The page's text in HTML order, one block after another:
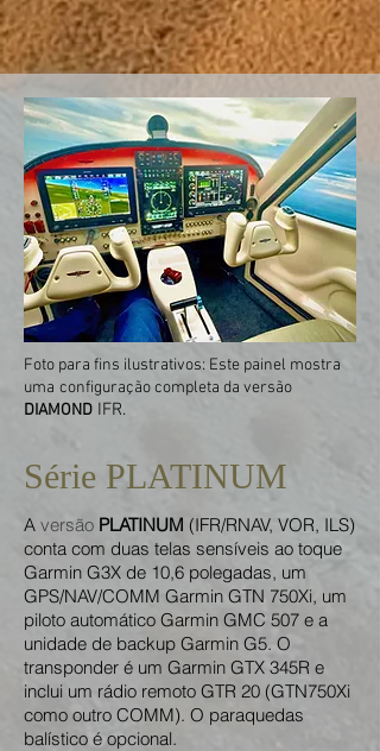
Foto para fins ilustrativos: Este painel mostra
uma configuração completa da versão
DIAMOND IFR.
Série PLATINUM
A versão PLATINUM (IFR/RNAV, VOR, ILS)
conta com duas telas sensíveis ao toque
Garmin G3X de 10,6 polegadas, um
GPS/NAV/COMM Garmin GTN 750Xi, um
piloto automático Garmin GMC 507 e a
unidade de backup Garmin G5. O
transponder é um Garmin GTX 345R e
inclui um rádio remoto GTR 20 (GTN750Xi
como outro COMM). O paraquedas
balístico é opcional.